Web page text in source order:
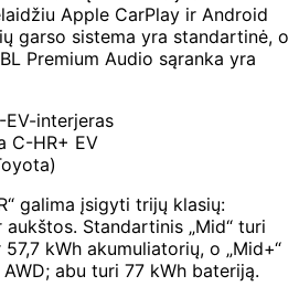
Apple CarPlay ir Android
garso sistema yra standartinė, o
Premium Audio sąranka yra
C-HR+ EV
galima įsigyti trijų klasių:
Standartinis „Mid“ turi
kWh akumuliatorių, o „Mid+“
abu turi 77 kWh bateriją.